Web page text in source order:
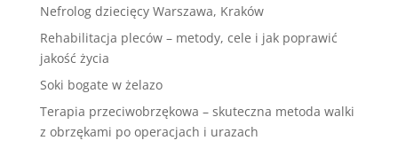
Nefrolog dziecięcy Warszawa, Kraków
Rehabilitacja pleców – metody, cele i jak poprawić
jakość życia
Soki bogate w żelazo
Terapia przeciwobrzękowa – skuteczna metoda walki
z obrzękami po operacjach i urazach